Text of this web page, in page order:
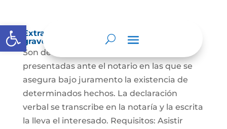
Abrir barra de herramientas
Extra-proceso o declaración bajo la
gravedad de juramento
Son declaraciones verbales o escritas
presentadas ante el notario en las que se
asegura bajo juramento la existencia de
determinados hechos. La declaración
verbal se transcribe en la notaría y la escrita
la lleva el interesado. Requisitos: Asistir